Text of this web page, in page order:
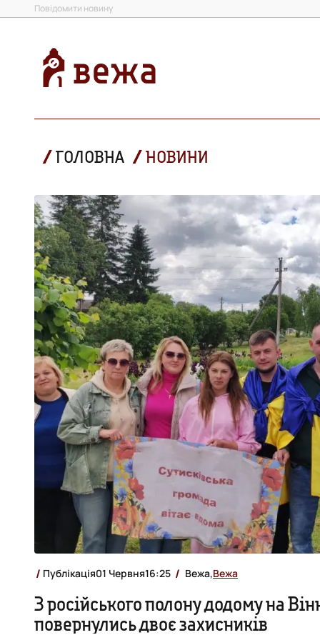
Повідомити новину
ГОЛОВНА НОВИНИ
Публікація01 Червня16:25 Вежа,Вежа
З російського полону додому на
повернулись двоє захисників